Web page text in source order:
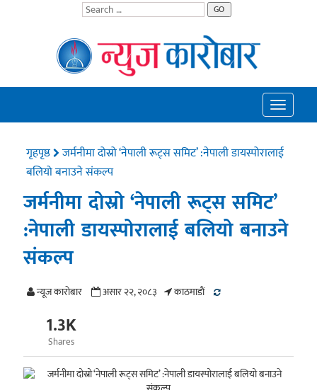
GO
Toggle
गृहपृष्ठ
जर्मनीमा दोस्रो ‘नेपाली रूट्स समिट’ :नेपाली डायस्पोरालाई
बलियो बनाउने संकल्प
जर्मनीमा दोस्रो ‘नेपाली रूट्स समिट’
:नेपाली डायस्पोरालाई बलियो बनाउने
संकल्प
न्यूज काराेबार असार २२, २०८३ काठमाडाैं
1.3K
Shares